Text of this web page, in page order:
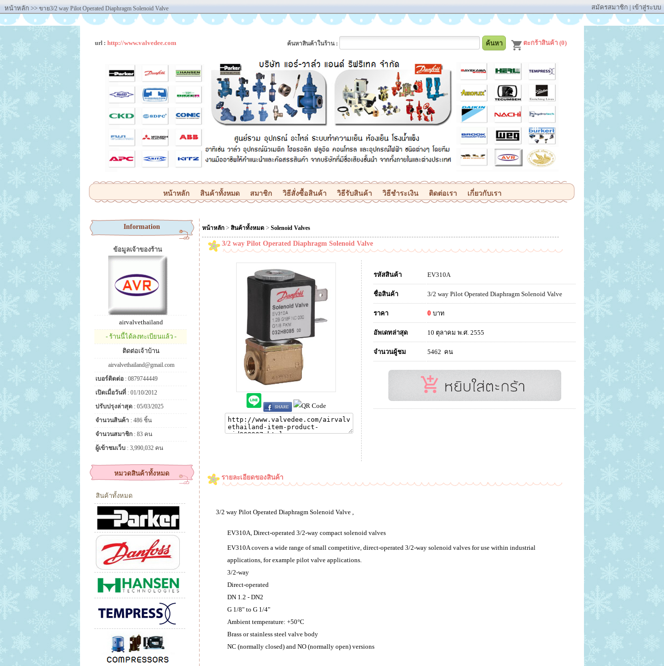
หน้าหลัก >> ขาย3/2 way Pilot Operated Diaphragm Solenoid Valve สมัครสมาชิก | เข้าสู่ระบบ
ตะกร้าสินค้า (0)
url : http://www.valvedee.com ค้นหาสินค้าในร้าน :
หน้าหลัก สินค้าทั้งหมด สมาชิก วิธีสั่งซื้อสินค้า วิธีรับสินค้า วิธีชำระเงิน ติดต่อเรา เกี่ยวกับเรา
Information
ข้อมูลเจ้าของร้าน
airvalvethailand
- ร้านนี้ได้ลงทะเบียนแล้ว -
ติดต่อเจ้าบ้าน
airvalvethailand@gmail.com
เบอร์ติดต่อ : 0879744449
เปิดเมื่อวันที่ : 01/10/2012
ปรับปรุงล่าสุด : 05/03/2025
จำนวนสินค้า : 486 ชิ้น
จำนวนสมาชิก : 83 คน
ผู้เข้าชมเว็บ : 3,990,032 คน
หมวดสินค้าทั้งหมด
สินค้าทั้งหมด
หน้าหลัก > สินค้าทั้งหมด > Solenoid Valves
3/2 way Pilot Operated Diaphragm Solenoid Valve
รหัสสินค้า EV310A
ชื่อสินค้า 3/2 way Pilot Operated Diaphragm Solenoid Valve
ราคา 0 บาท
อัพเดทล่าสุด 10 ตุลาคม พ.ศ. 2555
จำนวนผู้ชม 5462 คน
รายละเอียดของสินค้า
3/2 way Pilot Operated Diaphragm Solenoid Valve ,
EV310A, Direct-operated 3/2-way compact solenoid valves
EV310A covers a wide range of small competitive, direct-operated 3/2-way solenoid valves for use within industrial
applications, for example pilot valve applications.
3/2-way
Direct-operated
DN 1.2 - DN2
G 1/8" to G 1/4"
Ambient temperature: +50°C
Brass or stainless steel valve body
NC (normally closed) and NO (normally open) versions